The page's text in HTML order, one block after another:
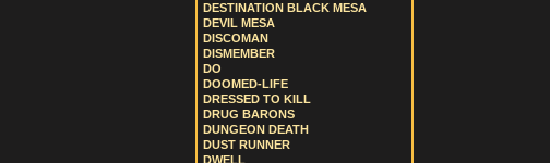
DESTINATION BLACK MESA
DEVIL MESA
DISCOMAN
DISMEMBER
DO
DOOMED-LIFE
DRESSED TO KILL
DRUG BARONS
DUNGEON DEATH
DUST RUNNER
DWELL